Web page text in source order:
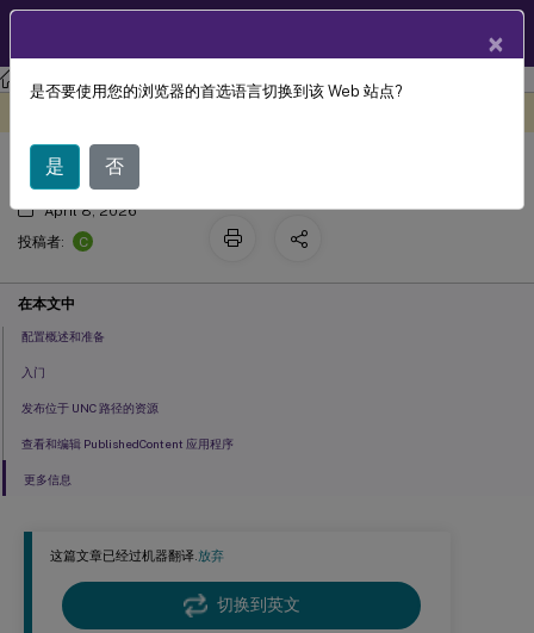
Citrix Virtual Apps and Desktops7 2511
这篇文章已经过机器翻译.放弃
切换到英文
发布内容
April 8, 2026
投稿者:
C
在本文中
配置概述和准备
入门
发布位于 UNC 路径的资源
查看和编辑 PublishedContent 应用程序
更多信息
×
是否要使用您的浏览器的首选语言切换到该 Web 站点?
是 否